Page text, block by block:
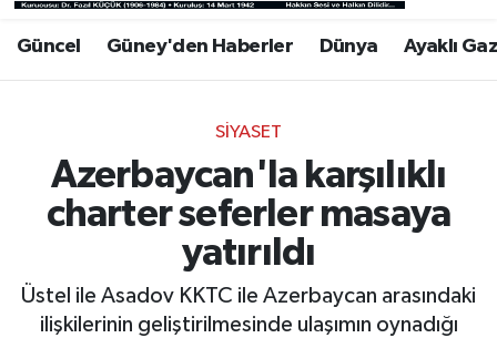
Güncel Güney'den Haberler Dünya Ayaklı
SIYASET
Azerbaycan'la karşılıklı
charter seferler masaya
yatırıldı
Üstel ile Asadov KKTC ile Azerbaycan arasındaki
ilişkilerinin geliştirilmesinde ulaşımın oynadığı
Trafik Durumu
Son Dakika Haberleri